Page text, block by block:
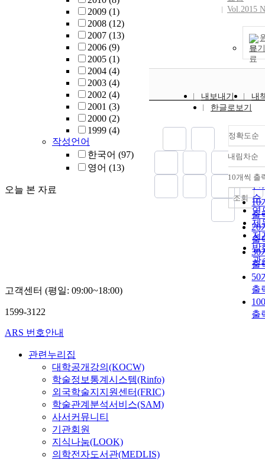
2009 (1)
2008 (12)
2007 (13)
2006 (9)
2005 (1)
2004 (4)
2003 (4)
2002 (4)
2001 (3)
2000 (2)
1999 (4)
작성언어
한국어 (97)
영어 (13)
오늘 본 자료
Vol.2015
보기
내보내기
내
한글로보기
정확도순
정
순
인
순
연
제
저
발
관
내림차순
내
10개씩 출
10
출
20
출
30
출
50
출
출
조회
고객센터 (평일: 09:00~18:00)
1599-3122
ARS 번호안내
관련누리집
대학공개강의(KOCW)
학술정보통계시스템(Rinfo)
외국학술지지원센터(FRIC)
학술관계분석서비스(SAM)
사서커뮤니티
기관회원
지식나눔(LOOK)
의학전자도서관(MEDLIS)